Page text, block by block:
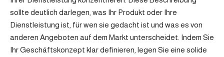
sollte deutlich darlegen, was Ihr Produkt oder Ihre
Dienstleistung ist, für wen sie gedacht ist und was es von
anderen Angeboten auf dem Markt unterscheidet. Indem Sie
Ihr Geschäftskonzept klar definieren, legen Sie eine solide